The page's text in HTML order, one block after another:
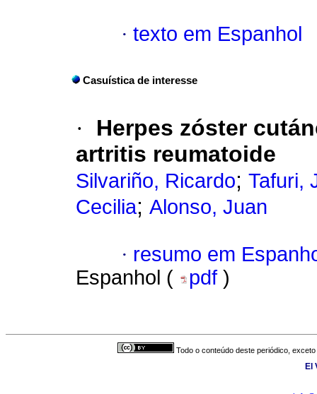
· texto em Espanhol
Casuística de interesse
·
Herpes zóster
artritis reumatoide
Silvariño, Ricardo; Tafuri,
Cecilia; Alonso, Juan
· resumo em
Espanhol (
pdf )
Todo o conteúdo deste periódico,
El